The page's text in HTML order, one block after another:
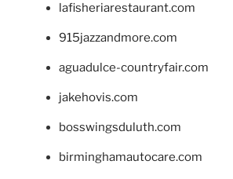
lafisheriarestaurant.com
915jazzandmore.com
aguadulce-countryfair.com
jakehovis.com
bosswingsduluth.com
birminghamautocare.com